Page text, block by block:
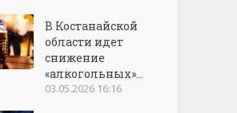
В Костанайской
области идет
снижение
«алкогольных»...
03.05.2026 16:16